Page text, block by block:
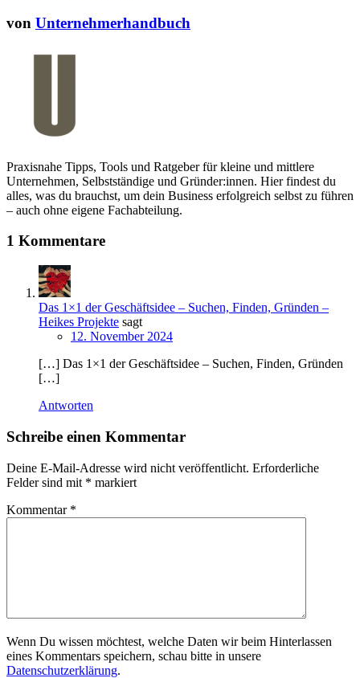
von Unternehmerhandbuch
Praxisnahe Tipps, Tools und Ratgeber für kleine und mittlere
Unternehmen, Selbstständige und Gründer:innen. Hier findest du
alles, was du brauchst, um dein Business erfolgreich selbst zu führen
– auch ohne eigene Fachabteilung.
1 Kommentare
Das 1×1 der Geschäftsidee – Suchen, Finden, Gründen –
Heikes Projekte sagt
12. November 2024
[…] Das 1×1 der Geschäftsidee – Suchen, Finden, Gründen
[…]
Antworten
Schreibe einen Kommentar
Deine E-Mail-Adresse wird nicht veröffentlicht. Erforderliche
Felder sind mit * markiert
Kommentar *
Wenn Du wissen möchtest, welche Daten wir beim Hinterlassen
eines Kommentars speichern, schau bitte in unsere
Datenschutzerklärung.